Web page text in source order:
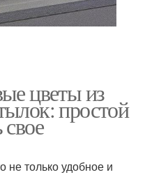
цветы из
простой
не только удобное и